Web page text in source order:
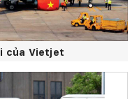
của Vietjet